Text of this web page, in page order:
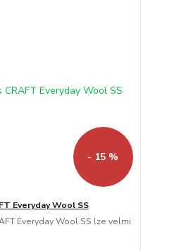
- 15 %
Everyday Wool SS
Everyday Wool SS lze velmi